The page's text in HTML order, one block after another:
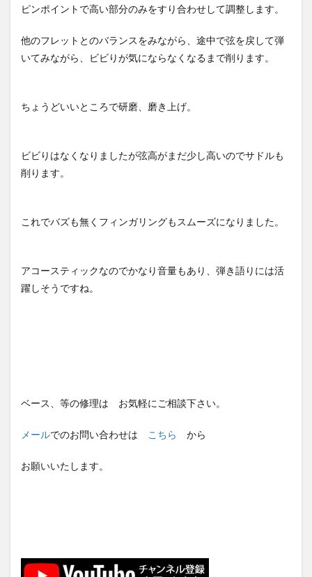
ピンポイントで高い部分のみをすり合わせして調整します。
他のフレットとのバランスをみながら、途中で弦を戻して弾
いてみながら、ビビりが気にならなくなるまで削ります。
ちょうどいいところで研磨、磨き上げ。
ビビりはなくなりましたが弦高がまだ少し高いのでサドルも
削ります。
これでバズも無くフィンガリングもスムーズになりました。
アコースティックなのでかなり音量もあり、弾き語りには活
躍しそうですね。
ベース、等の修理は お気軽にご相談下さい。
メールでのお問い合わせは こちら から
お願いいたします。